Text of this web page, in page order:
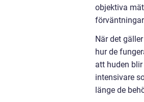
objektiva
När det
hur de
att huden
intensivare
länge de